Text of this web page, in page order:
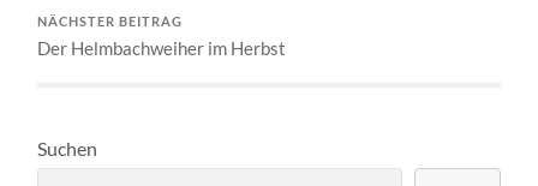
NÄCHSTER BEITRAG
Der Helmbachweiher im Herbst
Suchen